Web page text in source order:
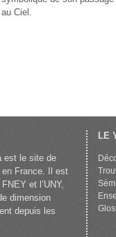
au Ciel.
est le site de
en France. Il est
et l’UNY,
dimension
depuis les
LE